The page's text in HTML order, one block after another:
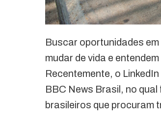
Buscar oportunidades
mudar de vida e
Recentemente, o
BBC News Brasil, no
brasileiros que procuram